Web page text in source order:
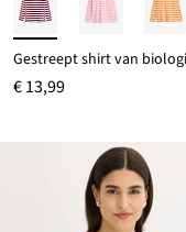
€ 13,99